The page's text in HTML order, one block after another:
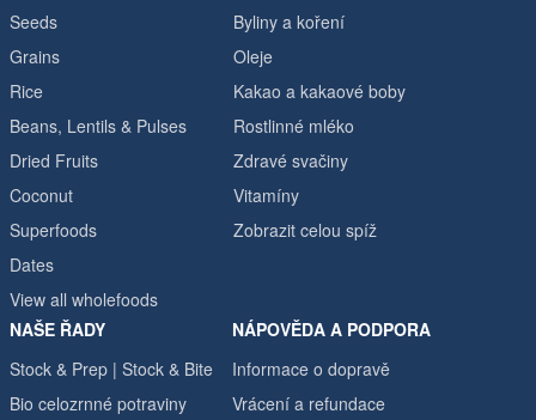
Seeds
Grains
Rice
Beans, Lentils & Pulses
Dried Fruits
Coconut
Superfoods
Dates
View all wholefoods
Byliny a koření
Oleje
Kakao a kakaové boby
Rostlinné mléko
Zdravé svačiny
Vitamíny
Zobrazit celou spíž
NAŠE ŘADY
Stock & Prep | Stock & Bite
Bio celozrnné potraviny
NÁPOVĚDA A PODPORA
Informace o dopravě
Vrácení a refundace